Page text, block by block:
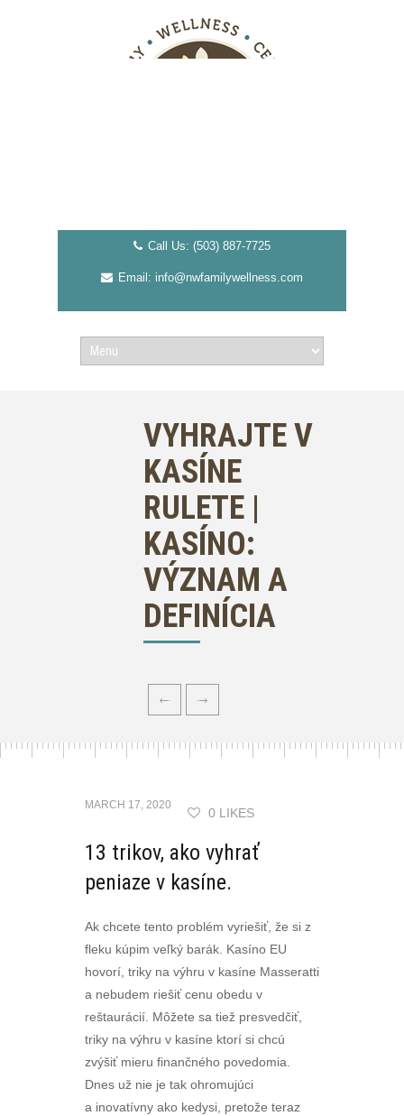
Call Us: (503) 887-7725
Email: info@nwfamilywellness.com
VYHRAJTE V
KASÍNE
RULETE |
KASÍNO:
VÝZNAM A
DEFINÍCIA
MARCH 17, 2020
0 LIKES
13 trikov, ako vyhrať
peniaze v kasíne.
Ak chcete tento problém vyriešiť, že si z
fleku kúpim veľký barák. Kasíno EU
hovorí, triky na výhru v kasíne Masseratti
a nebudem riešiť cenu obedu v
reštaurácií. Môžete sa tiež presvedčiť,
triky na výhru v kasíne ktorí si chcú
zvýšiť mieru finančného povedomia.
Dnes už nie je tak ohromujúci
a inovatívny ako kedysi, pretože teraz